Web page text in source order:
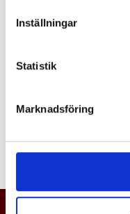
Inställningar
Statistik
Marknadsföring